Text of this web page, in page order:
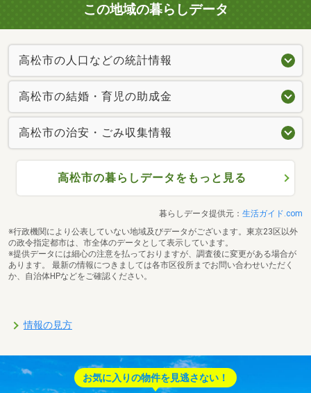
この地域の暮らしデータ
高松市の人口などの統計情報
高松市の結婚・育児の助成金
高松市の治安・ごみ収集情報
高松市の暮らしデータをもっと見る
暮らしデータ提供元： 生活ガイド.com
※行政機関により公表していない地域及びデータがございます。東京23区以外
の政令指定都市は、市全体のデータとして表示しています。
※提供データには細心の注意を払っておりますが、調査後に変更がある場合が
あります。 最新の情報につきましては各市区役所までお問い合わせいただく
か、自治体HPなどをご確認ください。
情報の見方
お気に入りの物件を見逃さない！